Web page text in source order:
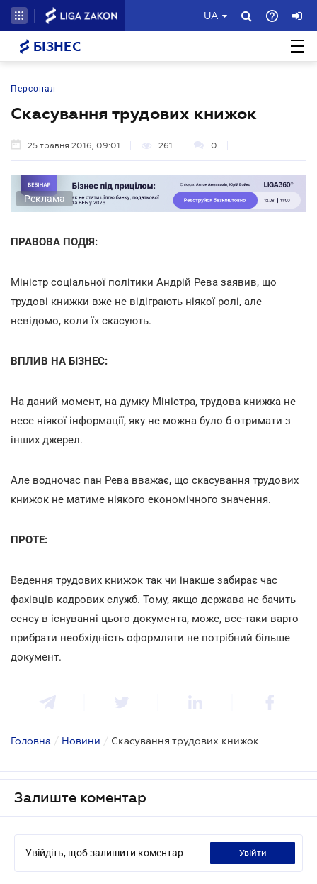
UA
БІЗНЕС
Персонал
Скасування трудових книжок
25 травня 2016, 09:01 261 0
Реклама
ПРАВОВА ПОДІЯ:
Міністр соціальної політики Андрій Рева заявив, що
трудові книжки вже не відіграють ніякої ролі, але
невідомо, коли їх скасують.
ВПЛИВ НА БІЗНЕС:
На даний момент, на думку Міністра, трудова книжка не
несе ніякої інформації, яку не можна було б отримати з
інших джерел.
Але водночас пан Рева вважає, що скасування трудових
книжок не матиме ніякого економічного значення.
ПРОТЕ:
Ведення трудових книжок так чи інакше забирає час
фахівців кадрових служб. Тому, якщо держава не бачить
сенсу в існуванні цього документа, може, все-таки варто
прибрати необхідність оформляти не потрібний більше
документ.
Головна / Новини / Скасування трудових книжок
Залиште коментар
Увійдіть, щоб залишити коментар увійти